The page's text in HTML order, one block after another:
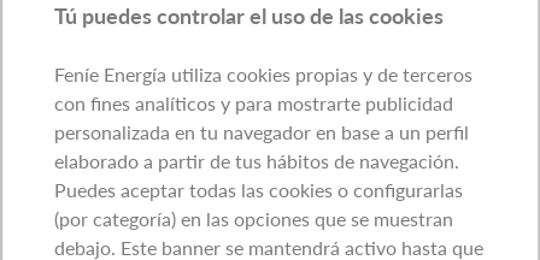
Tú puedes controlar el uso de las cookies
Feníe Energía utiliza cookies propias y de terceros
con fines analíticos y para mostrarte publicidad
personalizada en tu navegador en base a un perfil
elaborado a partir de tus hábitos de navegación.
Puedes aceptar todas las cookies o configurarlas
(por categoría) en las opciones que se muestran
debajo. Este banner se mantendrá activo hasta que